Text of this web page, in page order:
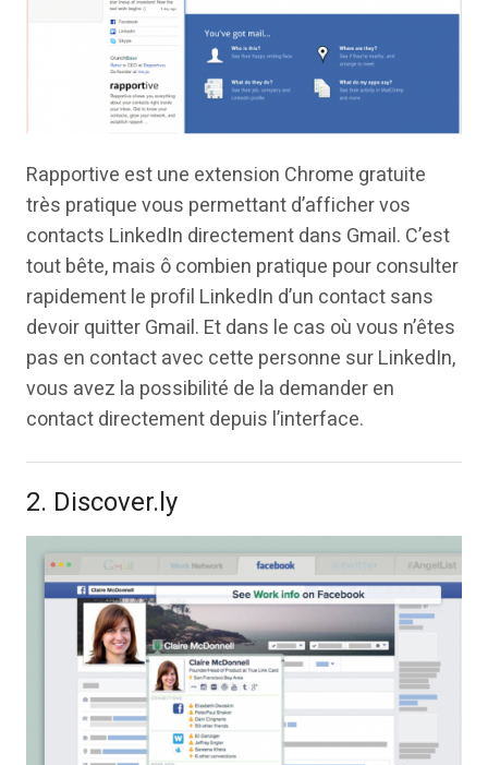
Rapportive est une extension Chrome gratuite
très pratique vous permettant d’afficher vos
contacts LinkedIn directement dans Gmail. C’est
tout bête, mais ô combien pratique pour consulter
rapidement le profil LinkedIn d’un contact sans
devoir quitter Gmail. Et dans le cas où vous n’êtes
pas en contact avec cette personne sur LinkedIn,
vous avez la possibilité de la demander en
contact directement depuis l’interface.
2. Discover.ly